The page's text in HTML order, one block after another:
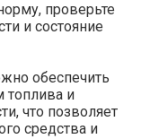
проверьте
и состояние
обеспечить
топлива и
что позволяет
средства и